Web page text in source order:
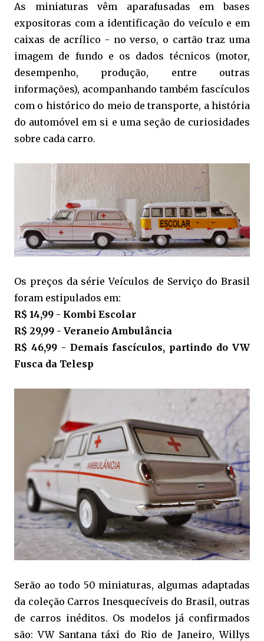
As miniaturas vêm aparafusadas em bases
expositoras com a identificação do veículo e em
caixas de acrílico - no verso, o cartão traz uma
imagem de fundo e os dados técnicos (motor,
desempenho, produção, entre outras
informações), acompanhando também fascículos
com o histórico do meio de transporte, a história
do automóvel em si e uma seção de curiosidades
sobre cada carro.
Os preços da série Veículos de Serviço do Brasil
foram estipulados em:
R$ 14,99 - Kombi Escolar
R$ 29,99 - Veraneio Ambulância
R$ 46,99 - Demais fascículos, partindo do VW
Fusca da Telesp
Serão ao todo 50 miniaturas, algumas adaptadas
da coleção Carros Inesquecíveis do Brasil, outras
de carros inéditos. Os modelos já confirmados
são: VW Santana táxi do Rio de Janeiro, Willys